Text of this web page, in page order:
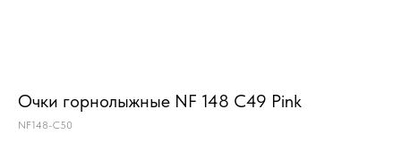
Очки горнолыжные NF 148 С49 Pink
NF148-С50